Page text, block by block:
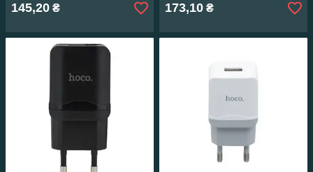
145,20 ₴ 173,10 ₴